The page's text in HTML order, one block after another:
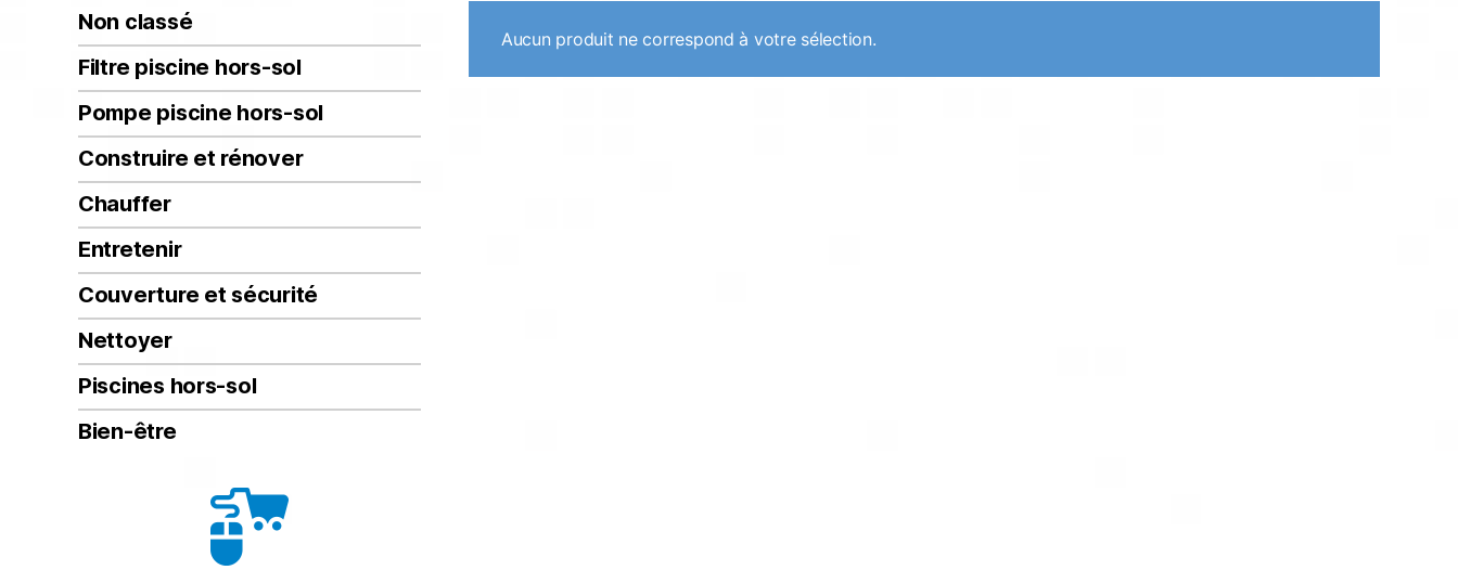
Aucun produit ne correspond à votre sélection.
Non classé
Filtre piscine hors-sol
Pompe piscine hors-sol
Construire et rénover
Chauffer
Entretenir
Couverture et sécurité
Nettoyer
Piscines hors-sol
Bien-être